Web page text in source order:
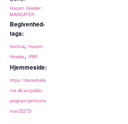
Hazem Header:
MANEATER
Begivenhed-
tags:
festival, Hazem
Header, IPAF
Hjemmeside:
https://dansehalle
rne.dk/en/public-
program/performa
nce/22273/